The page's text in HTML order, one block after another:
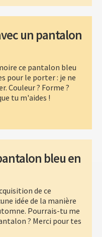
un pantalon
ce pantalon bleu
pour le porter : je ne
Couleur ? Forme ?
tu m'aides !
bleu en
de ce
idée de la manière
Pourrais-tu me
? Merci pour tes